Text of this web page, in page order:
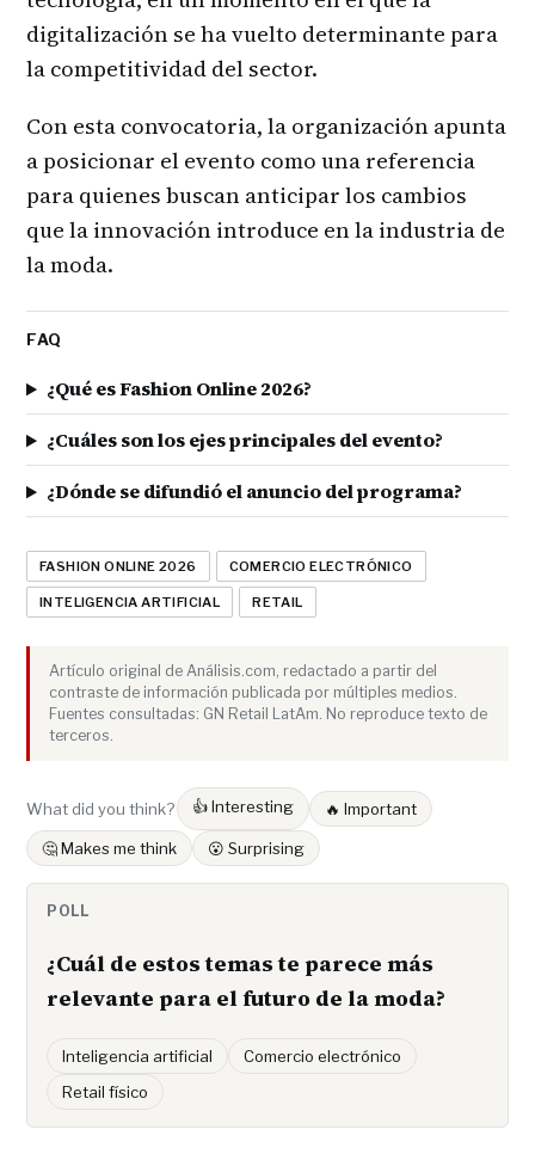
digitalización se ha vuelto determinante para
la competitividad del sector.
Con esta convocatoria, la organización apunta
a posicionar el evento como una referencia
para quienes buscan anticipar los cambios
que la innovación introduce en la industria de
la moda.
FAQ
¿Qué es Fashion Online 2026?
¿Cuáles son los ejes principales del evento?
¿Dónde se difundió el anuncio del programa?
FASHION ONLINE 2026 COMERCIO ELECTRÓNICO
INTELIGENCIA ARTIFICIAL RETAIL
Artículo original de Análisis.com, redactado a partir del
contraste de información publicada por múltiples medios.
Fuentes consultadas: GN Retail LatAm. No reproduce texto de
terceros.
What did you think? 👍 Interesting 🔥 Important
🤔 Makes me think 😮 Surprising
POLL
¿Cuál de estos temas te parece más
relevante para el futuro de la moda?
Inteligencia artificial
Comercio electrónico
Retail físico